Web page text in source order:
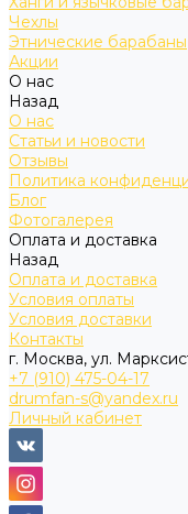
Чехлы
Этнические барабаны
Акции
О нас
Назад
О нас
Статьи и новости
Отзывы
Политика
Блог
Фотогалерея
Оплата и доставка
Назад
Оплата и доставка
Условия оплаты
Условия доставки
Контакты
г. Москва, ул.
+7 (910) 475-04-17
drumfan-s@yandex.ru
Личный кабинет